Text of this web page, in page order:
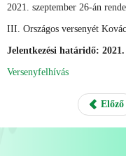
2021. szeptember 26-án
III. Országos versenyét
Jelentkezési határidő:
Versenyfelhívás
Előző